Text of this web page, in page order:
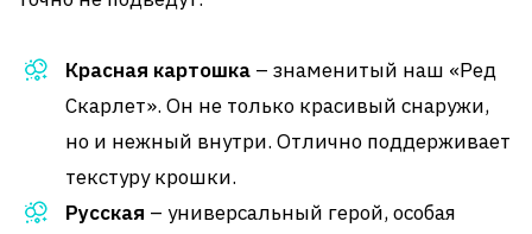
Красная картошка – знаменитый наш «Ред
Скарлет». Он не только красивый снаружи,
но и нежный внутри. Отлично поддерживает
текстуру крошки.
Русская – универсальный герой, особая